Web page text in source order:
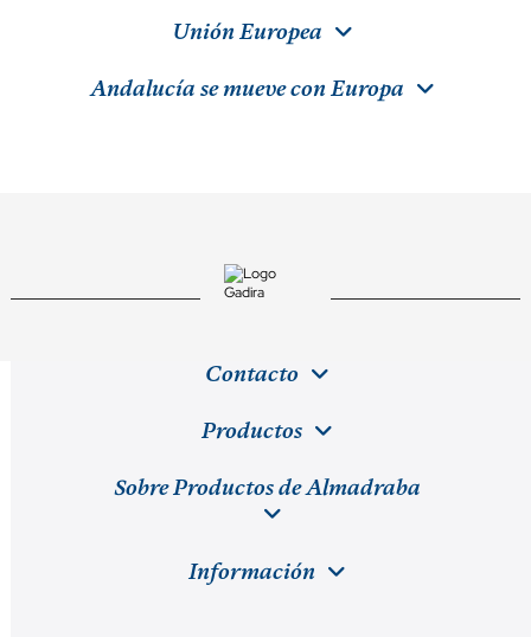
Unión Europea
Andalucía se mueve con Europa
Contacto
Productos
Sobre Productos de Almadraba
Información